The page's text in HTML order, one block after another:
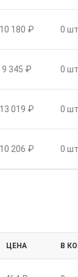
10 180 ₽ 0 шт.
9 345 ₽ 0 шт.
13 019 ₽ 0 шт.
10 206 ₽ 0 шт.
ЦЕНА В